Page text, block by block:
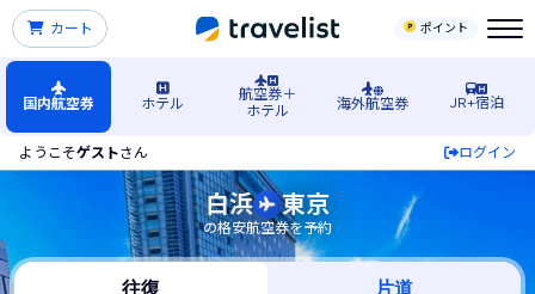
ポイント
カート
国内航空券 ホテル
航空券＋
ホテル
海外航空券 JR+宿泊
ようこそゲストさん ログイン
南紀白浜（和歌山）空港発→東京行きの格安航空券・飛行機
白浜 東京
の格安航空券を予約
往復 片道